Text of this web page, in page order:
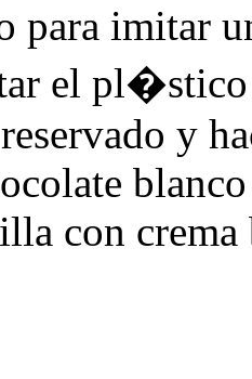
para imitar
el
y
con crema